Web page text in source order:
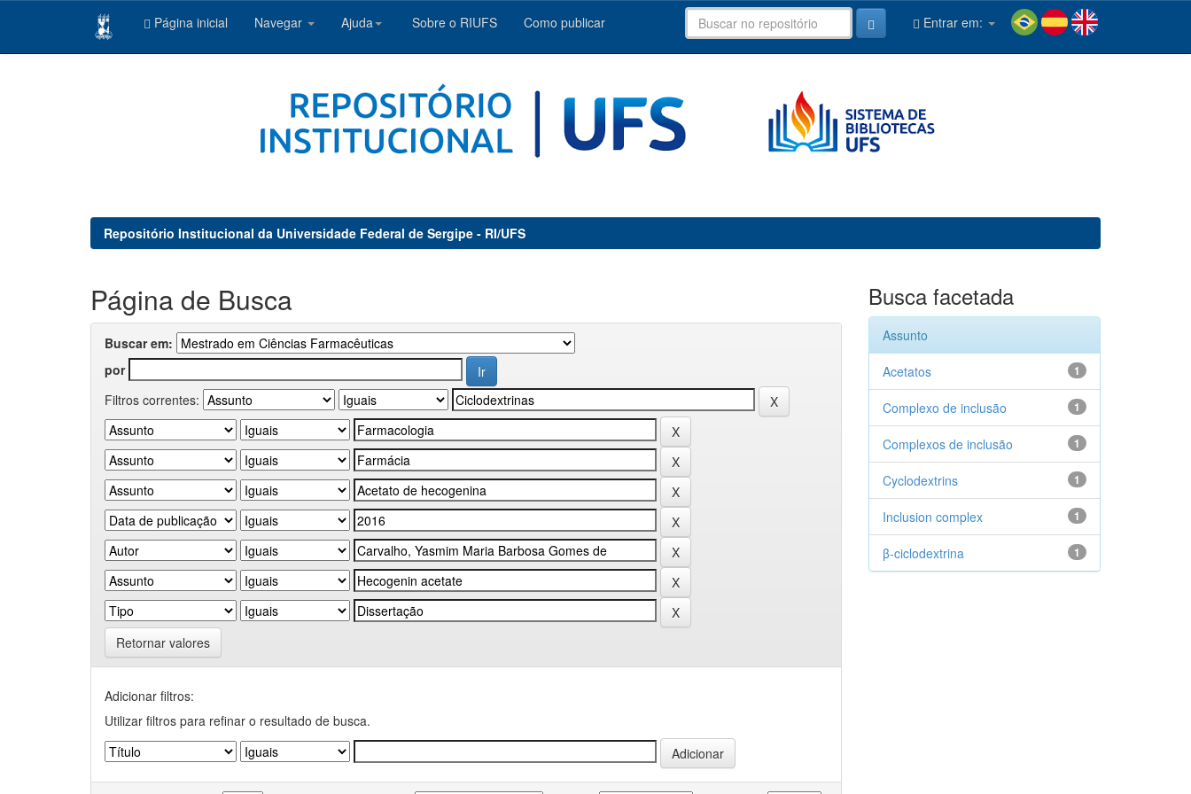
Página inicial Navegar Ajuda Sobre o RIUFS Como publicar Entrar em:
Repositório Institucional da Universidade Federal de Sergipe - RI/UFS
Página de Busca
Buscar em:
por
Filtros correntes:
Retornar valores
Adicionar filtros:
Utilizar filtros para refinar o resultado de busca.
Busca facetada
Assunto
1
Acetatos
1
Complexo de inclusão
1
Complexos de inclusão
1
Cyclodextrins
1
Inclusion complex
1
β-ciclodextrina